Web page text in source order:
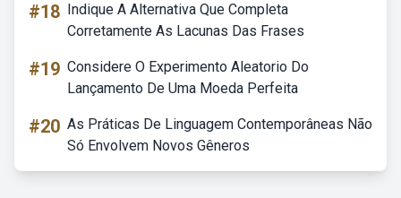
#18 Indique A Alternativa Que Completa
Corretamente As Lacunas Das Frases
#19 Considere O Experimento Aleatorio Do
Lançamento De Uma Moeda Perfeita
#20 As Práticas De Linguagem Contemporâneas Não
Só Envolvem Novos Gêneros